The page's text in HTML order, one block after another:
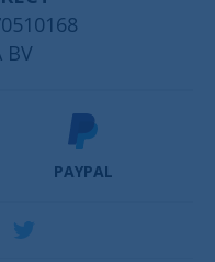
BV
PAYPAL